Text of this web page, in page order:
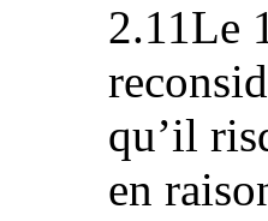
2.11Le
qu’il
en